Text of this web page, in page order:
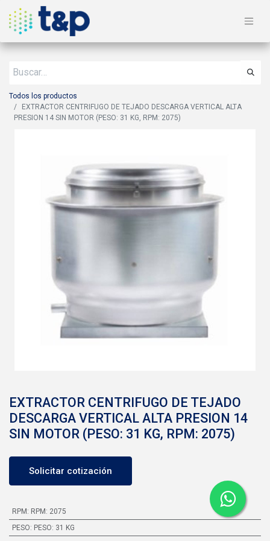
Todos los productos
EXTRACTOR CENTRIFUGO DE TEJADO DESCARGA VERTICAL ALTA
PRESION 14 SIN MOTOR (PESO: 31 KG, RPM: 2075)
EXTRACTOR CENTRIFUGO DE TEJADO
DESCARGA VERTICAL ALTA PRESION 14
SIN MOTOR (PESO: 31 KG, RPM: 2075)
Solicitar cotización
RPM : RPM: 2075
PESO: PESO: 31 KG